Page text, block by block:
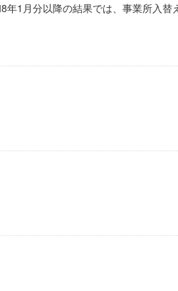
1月分以降の結果では、事業所入替